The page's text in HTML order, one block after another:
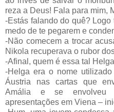
reza a Deus! Fala para mim,
-Estás falando do quê?
medo de te pegarem e
-Não comecem a trocar
Nikola recuperava o rubor
-Afinal, quem é essa tal
-Helga era o nome
Áustria nas cartas que
Amália e se envolveu
apresentações em Viena –